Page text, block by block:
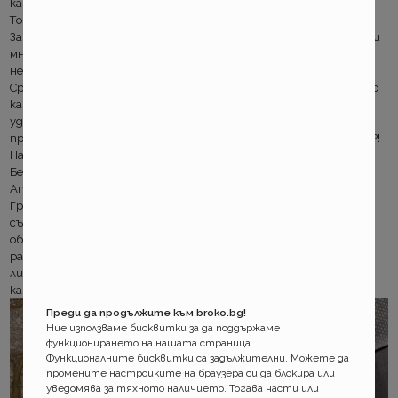
кажа аз…
Това момче от ДЗИ ме гъбарка май. А уж ми е градски. Не знае!
Затова така. Щракам панорамно пода с липсващото капаче при
много резолюция. Нишките на мокета се броят. Няма начин да
не види че бърка.
Сряда е. Зарината съм от мейли. 5 до 10 часа. Вече ми е все едно
как почват. Искат действия. Правя каквото мога, докато не
ударя на „дай рамата“! О, не и диагонали пак! Защо?!?! Не
приключихме ли въпроса с диагоналите още при завеждането?!
Нали видях ОК!
Без десктоп там вече не пипам. Поне се виждат грешките.
Атачвам, върти, timeout, пак timeout. Рифреша убива всичко.
Градският не вдига. Дали не иска да си говори в мен?! От
съпорта са любезни. Пак. Въпреки, че съм леко кофти за
общуване. Пращам мейл. До всички. Драма! Интерфейсът не
работи! Що не я заведох тая корсичка на истински
ликвидатор?! Градският звъни обратно. Пращам му
картинката с мокета. Връща ми я подписана. Дълбай тук!
Преди да продължите към broko.bg!
Ние използваме бисквитки за да поддържаме
функционирането на нашата страница.
Функционалните бисквитки са задължителни. Можете да
промените настройките на браузера си да блокира или
уведомява за тяхното наличието. Тогава части или